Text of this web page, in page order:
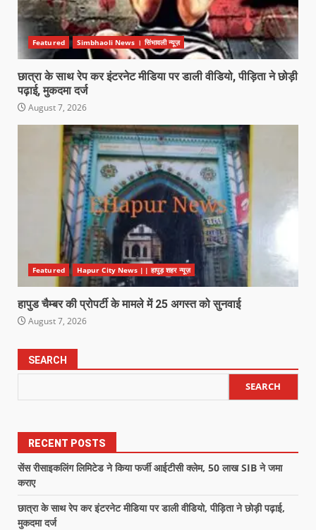
Featured Simbhaoli News । सिंभावली न्यूज़
छात्रा के साथ रेप कर इंटरनेट मीडिया पर डाली वीडियो, पीड़िता ने छोड़ी
पढ़ाई, मुकदमा दर्ज
August 7, 2026
Featured Hapur City News || हापुड़ शहर न्यूज़
हापुड चैम्बर की प्रोपर्टी के मामले में 25 अगस्त को सुनवाई
August 7, 2026
SEARCH
SEARCH
RECENT POSTS
सेंस रीसाइकलिंग लिमिटेड ने किया फर्जी आईटीसी क्लेम, 50 लाख SIB ने जमा
कराए
छात्रा के साथ रेप कर इंटरनेट मीडिया पर डाली वीडियो, पीड़िता ने छोड़ी पढ़ाई,
मुकदमा दर्ज